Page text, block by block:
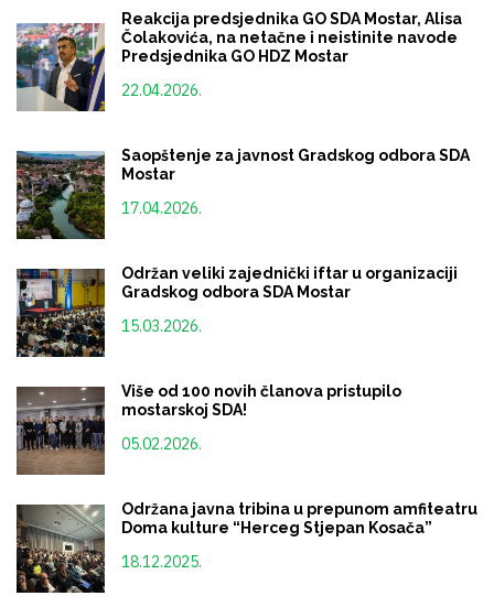
Reakcija predsjednika GO SDA Mostar, Alisa
Čolakovića, na netačne i neistinite navode
Predsjednika GO HDZ Mostar
22.04.2026.
Saopštenje za javnost Gradskog odbora SDA
Mostar
17.04.2026.
Održan veliki zajednički iftar u organizaciji
Gradskog odbora SDA Mostar
15.03.2026.
Više od 100 novih članova pristupilo
mostarskoj SDA!
05.02.2026.
Održana javna tribina u prepunom amfiteatru
Doma kulture “Herceg Stjepan Kosača”
18.12.2025.